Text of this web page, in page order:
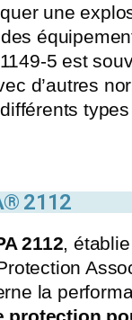
une
5 est
d’autres
2112
2112,
la